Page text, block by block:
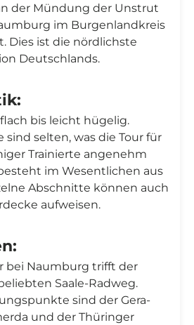
der Mündung der Unstrut
im Burgenlandkreis
Dies ist die nördlichste
Deutschlands.
bis leicht hügelig.
sind selten, was die Tour für
Trainierte angenehm
im Wesentlichen aus
Abschnitte können auch
aufweisen.
bei Naumburg trifft der
Saale-Radweg.
sind der Gera-
und der Thüringer